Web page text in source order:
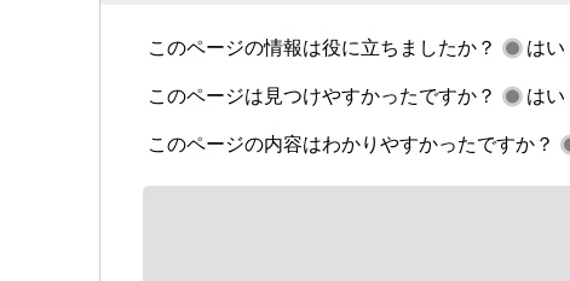
このページの情報は役に立ちましたか？ はい
このページは見つけやすかったですか？ はい
このページの内容はわかりやすかったですか？